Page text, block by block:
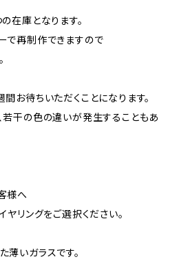
在庫となります。
で再制作できますので
お待ちいただくことになります。
若干の色の違いが発生することもあ
様へ
ヤリングをご選択ください。
いガラスです。